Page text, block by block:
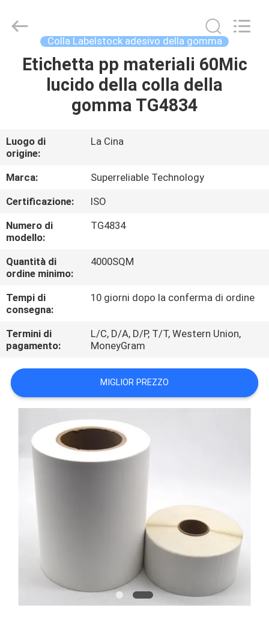
CASA
PRODOTTI
VIDEO
CIRCA
NOI
GIRO
DELLA
FABBRICA
CONTROLLO
DI
QUALITÀ
CONTATTICI
NOTIZIE
RICHIEDA
CITAZIONE
CO,LTD.
Colla Labelstock adesivo della gomma
Etichetta pp materiali 60Mic
lucido della colla della
gomma TG4834
Luogo di
origine:
La Cina
Marca:
Superreliable Technology
Certificazione:
ISO
Numero di
modello:
TG4834
Quantità di
ordine minimo:
4000SQM
Tempi di
consegna:
10 giorni dopo la conferma di ordine
Termini di
pagamento:
L/C, D/A, D/P, T/T, Western Union,
MoneyGram
MIGLIOR PREZZO